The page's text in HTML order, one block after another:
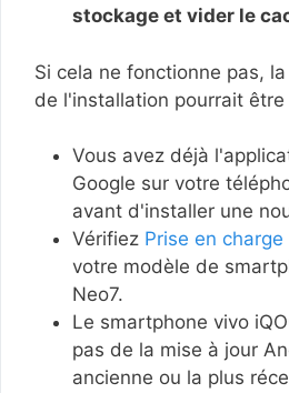
stockage et vider le
Si cela ne fonctionne pas,
de l'installation pourrait
Vous avez déjà
Google sur votre
avant d'installer une
Vérifiez Prise en
votre modèle de
Neo7.
Le smartphone vivo
pas de la mise à jour
ancienne ou la plus